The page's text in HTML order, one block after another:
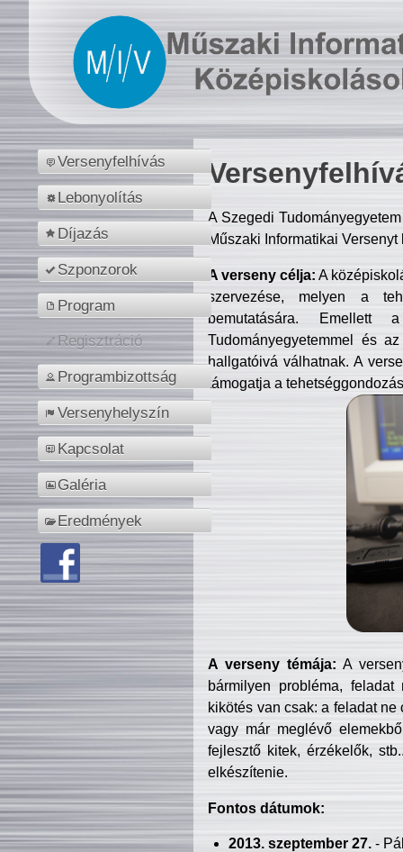
Versenyfelhívás
Lebonyolítás
Díjazás
Szponzorok
Program
Regisztráció
Programbizottság
Versenyhelyszín
Kapcsolat
Galéria
Eredmények
A Szegedi
Műszaki Informatikai
A verseny célja: A
szervezése, melyen a
bemutatására. Emellett
Tudományegyetemmel és
hallgatóivá válhatnak. A
támogatja a
A verseny témája: A
bármilyen probléma, feladat
kikötés van csak: a feladat
vagy már meglévő
fejlesztő kitek, érzékelők,
elkészítenie.
Fontos dátumok:
2013. szeptember 27.-